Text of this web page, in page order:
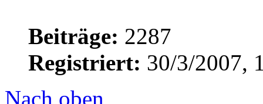
Beiträge: 2287
Registriert: 30/3/2007,
Nach oben